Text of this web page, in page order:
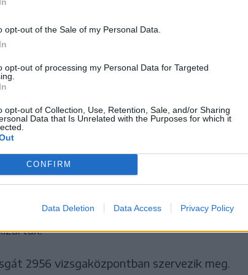
opt-out of the Sale of my Personal Data.
opt-out of processing my Personal Data for Targeted
opt-out of Collection, Use, Retention, Sale, and/or Sharing
Data that Is Unrelated with the Purposes for which it
CONFIRM
Data Deletion Data Access Privacy Policy
azt is leszögezték, hogy a tanárok „nem
a „kudarcos reformjait” tesztelheti, de nem
illetve „egyes vezetők hiúságának áldozatai”
148 ezer diák kezdte meg a
feliratkozott több mint 148 ezer diák
román nyelv és irodalomból tartott írásbeli
minisztérium. Ugyanakkor négy tanulót
2956 vizsgaközpontban szervezik meg.